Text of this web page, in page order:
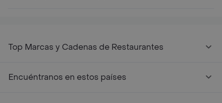
Top Marcas y Cadenas de Restaurantes
Encuéntranos en estos países